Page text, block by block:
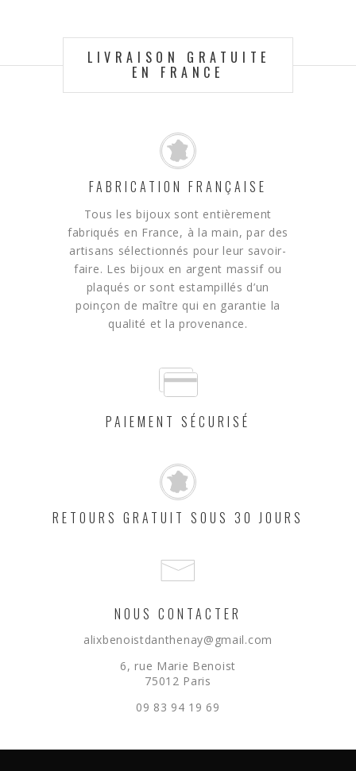
LIVRAISON GRATUITE
EN FRANCE
FABRICATION FRANÇAISE
Tous les bijoux sont entièrement
fabriqués en France, à la main, par des
artisans sélectionnés pour leur savoir-
faire. Les bijoux en argent massif ou
plaqués or sont estampillés d’un
poinçon de maître qui en garantie la
qualité et la provenance.
PAIEMENT SÉCURISÉ
RETOURS GRATUIT SOUS 30 JOURS
NOUS CONTACTER
alixbenoistdanthenay@gmail.com
6, rue Marie Benoist
75012 Paris
09 83 94 19 69